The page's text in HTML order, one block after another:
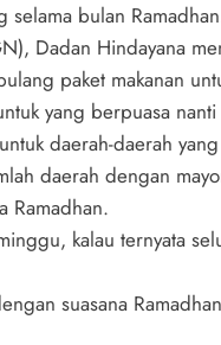
selama bulan
Dadan Hindayana
paket makanan
yang berpuasa
daerah-daerah
daerah dengan
Ramadhan.
kalau ternyata
suasana